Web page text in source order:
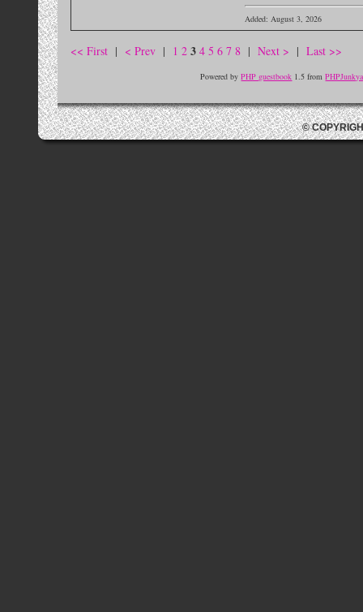
Added: August 3, 2026
<< First | < Prev | 1 2 3 4 5 6 7 8 | Next > | Last >>
Powered byPHP guestbook 1.5 from
©